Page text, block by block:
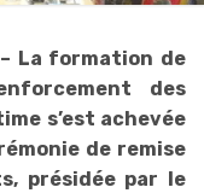
– La formation de
des
s’est achevée
de remise
présidée par le